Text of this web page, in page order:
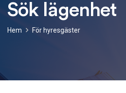
Sök lägenhet
Hem För hyresgäster